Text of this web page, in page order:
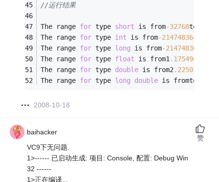
//运行结果
The range for type short is from-32768to32767
The range for type int is from-2147483648
The range for type long is from-2147483648
The range for type float is from1 .17549e-038
The range for type double is from2 .22507e-308
The range for type long double is fromto1
2008-10-18
baihacker
VC9下无问题.
1>------ 已启动生成: 项目: Console, 配置: Debug Win
32 ------
1>正在编译...
赞